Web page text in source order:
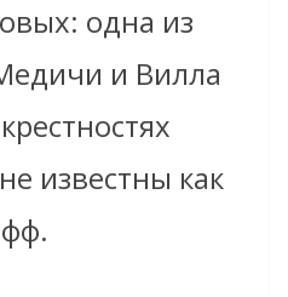
одна из
и Вилла
известны как